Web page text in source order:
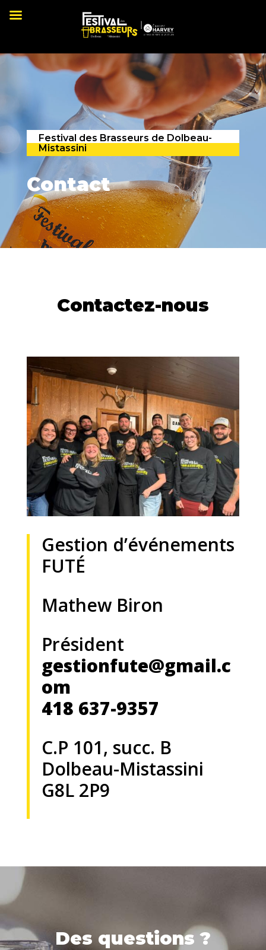
Festival des Brasseurs de Dolbeau-
Mistassini
Contact
Contactez-nous
Gestion d’événements
FUTÉ
Mathew Biron
Président
gestionfute@gmail.c
om
418 637-9357
C.P 101, succ. B
Dolbeau-Mistassini
G8L 2P9
Des questions ?